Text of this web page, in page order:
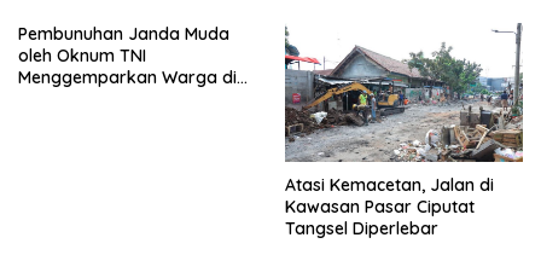
Pembunuhan Janda Muda
oleh Oknum TNI
Menggemparkan Warga di
Atasi Kemacetan, Jalan di
Kawasan Pasar Ciputat
Tangsel Diperlebar